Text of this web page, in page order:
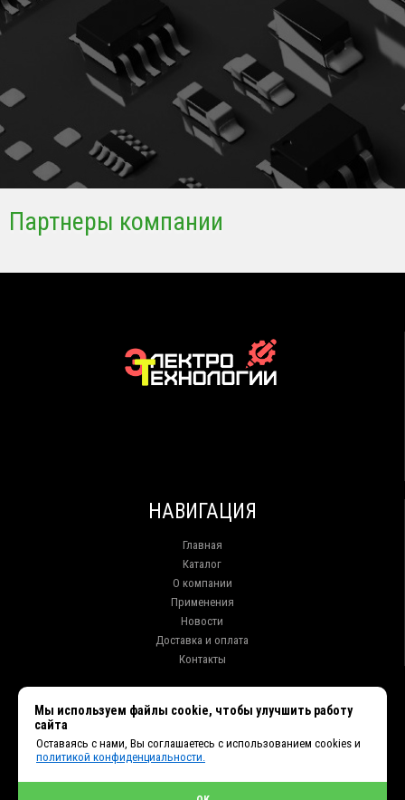
Партнеры компании
НАВИГАЦИЯ
Главная
Каталог
О компании
Применения
Новости
Доставка и оплата
Контакты
+7 (914) 010-76-83, 8 (3952) 93-27-93 - Отдел продаж
+7 (950) 075-85-99 - Техническая поддержка
Мы используем файлы cookie, чтобы улучшить работу
сайта
Оставаясь с нами, Вы соглашаетесь с использованием cookies и
политикой конфиденциальности.